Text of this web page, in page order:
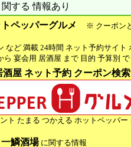
する 情報あり
ペッパーグルメ
※ クーポン
ど 満載 24時間 ネット予約サイト
宴会用 居酒屋 まで 目的 予算別
屋 ネット予約 クーポン検
ト たまる つかえる ホットペッパー
一鱗酒場に関する情報